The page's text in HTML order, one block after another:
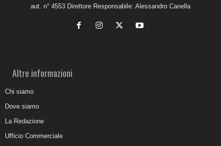
aut. n° 4553 Direttore Responsabile: Alessandro Canella
Altre informazioni
Chi siamo
Dove siamo
La Redazione
Ufficio Commerciale